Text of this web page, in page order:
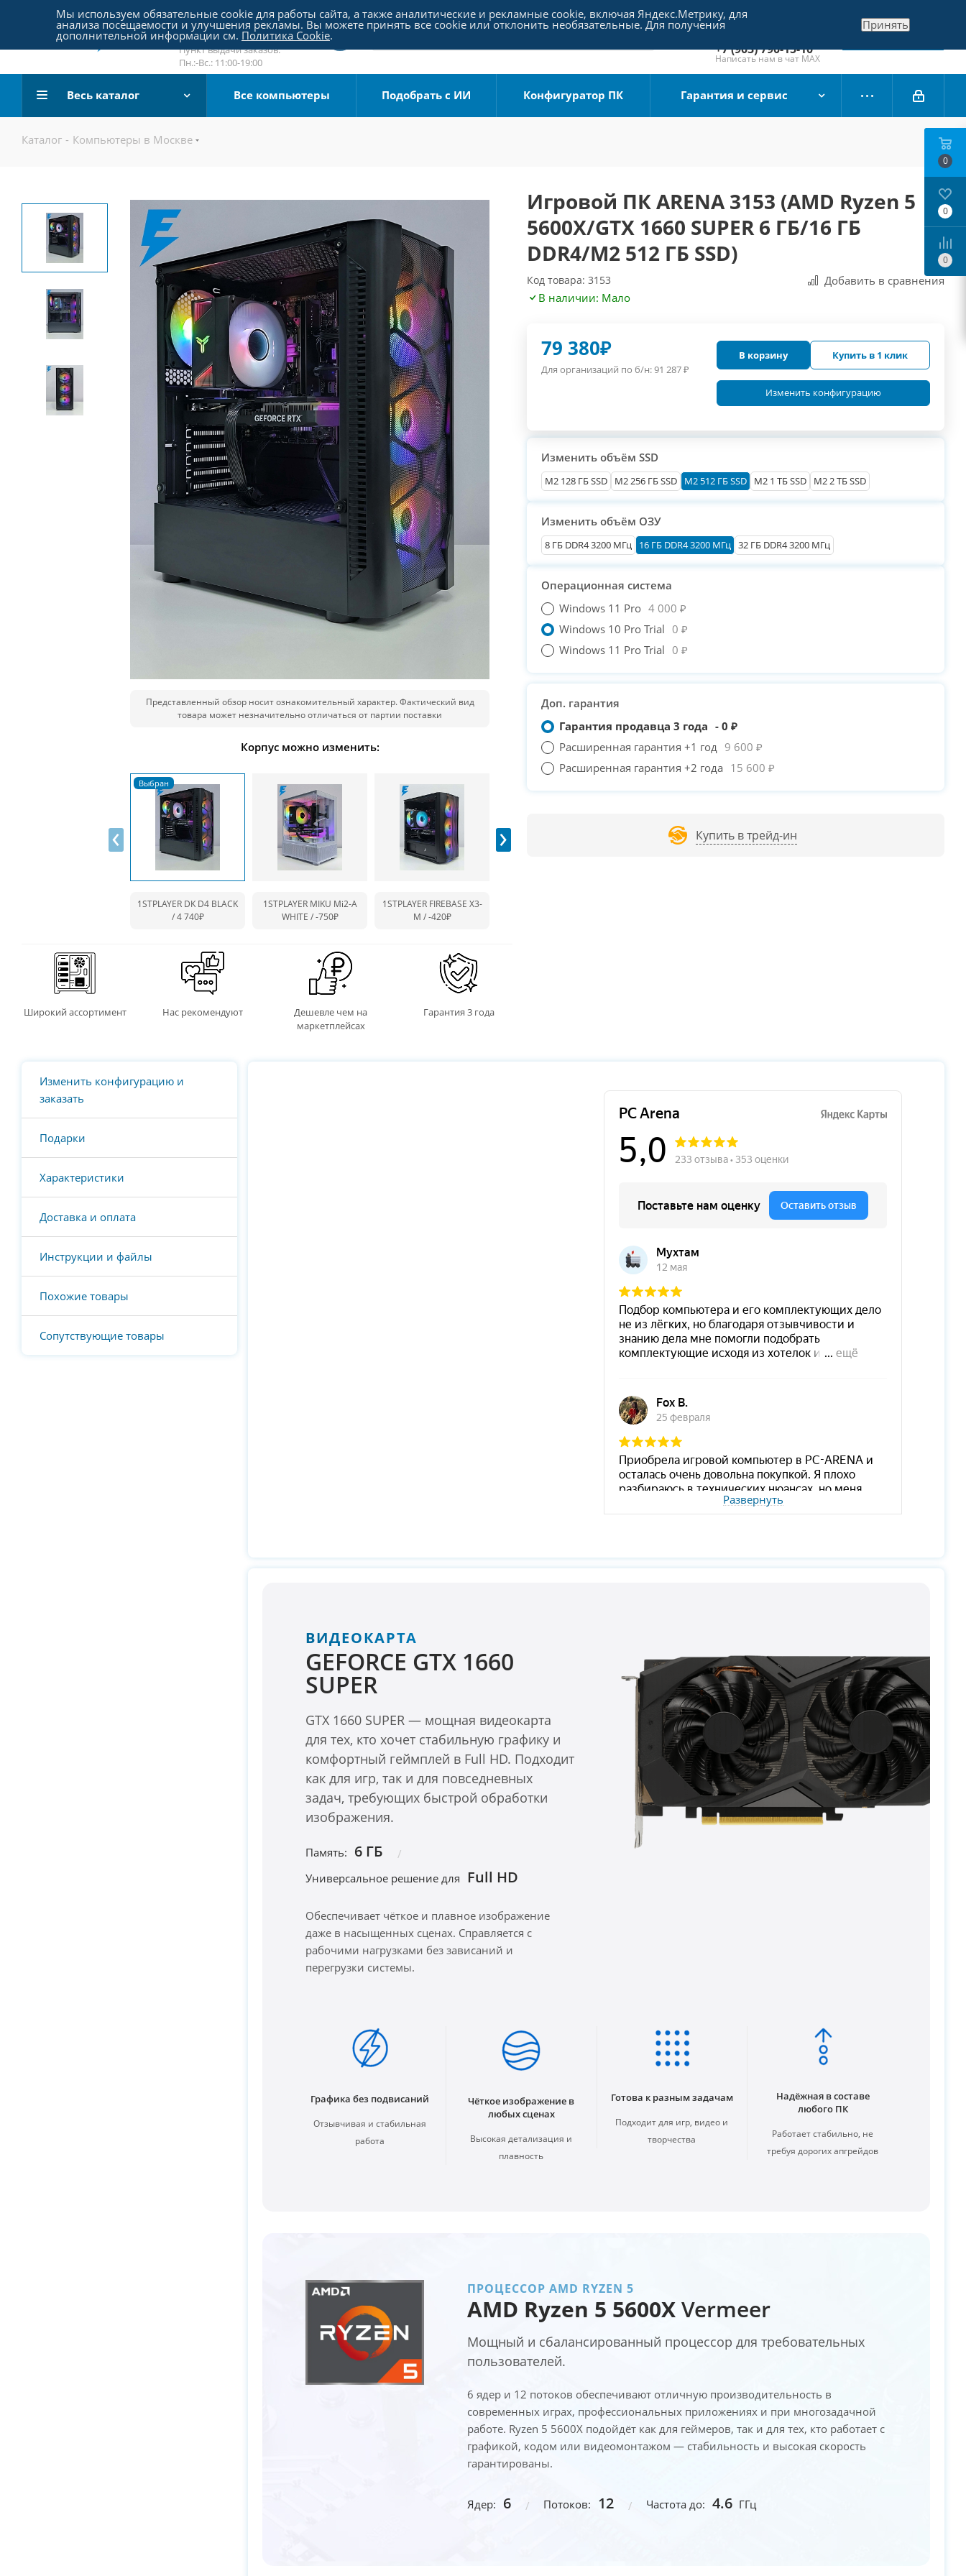
Пятницкое шоссе 18, пав. 267
email:sale@pc-arena.ru
Пн.:-Вс.: 10:00-20:00
Пункт выдачи заказов:
Пн.:-Вс.: 11:00-19:00
+7 (495) 790-15-10
Отдел продаж
+7 (903) 790-15-10
Написать нам в чат MAX
Заказать звонок
Весь каталог Все компьютеры Подобрать с ИИ Конфигуратор ПК Гарантия и сервис
Каталог - Компьютеры в Москве
Представленный обзор носит ознакомительный характер. Фактический вид
товара может незначительно отличаться от партии поставки
Корпус можно изменить:
1STPLAYER DK D4 BLACK
/ 4 740₽
1STPLAYER MIKU Mi2-A
WHITE /-750₽
1STPLAYER FIREBASE X3-
M /-420₽
‹ ›
Широкий ассортимент Нас рекомендуют
Дешевле чем на
маркетплейсах
Гарантия 3 года
Игровой ПК ARENA 3153 (AMD Ryzen 5
5600X/GTX 1660 SUPER 6 ГБ/16 ГБ
DDR4/M2 512 ГБ SSD)
Код товара: 3153
Добавить в сравнения
В наличии: Мало
79 380₽
Для организаций по б/н:91 287₽
В корзину Купить в 1 клик
Изменить конфигурацию
Изменить объём SSD
М2 128 ГБ SSD M2 256 ГБ SSD M2 512 ГБ SSD M2 1 ТБ SSD M2 2 ТБ SSD
Изменить объём ОЗУ
8 ГБ DDR4 3200 МГц 16 ГБ DDR4 3200 МГц 32 ГБ DDR4 3200 МГц
Операционная система
Windows 11 Pro 4 000 ₽
Windows 10 Pro Trial 0 ₽
Windows 11 Pro Trial 0 ₽
Доп. гарантия
Гарантия продавца 3 года - 0 ₽
Расширенная гарантия +1 год 9 600 ₽
Расширенная гарантия +2 года 15 600 ₽
Купить в трейд-ин
Изменить конфигурацию и
заказать
Подарки
Характеристики
Доставка и оплата
Инструкции и файлы
Похожие товары
Сопутствующие товары
PC-Arena на карте Москвы — Яндекс Карты
Развернуть
ВИДЕОКАРТА
GEFORCE GTX 1660
SUPER
GTX 1660 SUPER — мощная видеокарта
для тех, кто хочет стабильную графику и
комфортный геймплей в Full HD. Подходит
как для игр, так и для повседневных
задач, требующих быстрой обработки
изображения.
Память: 6 ГБ
Универсальное решение для Full HD
Обеспечивает чёткое и плавное изображение
даже в насыщенных сценах. Справляется с
рабочими нагрузками без зависаний и
перегрузки системы.
Графика без подвисаний
Отзывчивая и стабильная
работа
Чёткое изображение в
любых сценах
Высокая детализация и
плавность
Готова к разным задачам
Подходит для игр, видео и
творчества
Надёжная в составе
любого ПК
Работает стабильно, не
требуя дорогих апгрейдов
ПРОЦЕССОР AMD RYZEN 5
AMD Ryzen 5 5600XVermeer
Мощный и сбалансированный процессор для требовательных
пользователей.
6 ядер и 12 потоков обеспечивают отличную производительность в
современных играх, профессиональных приложениях и при многозадачной
работе. Ryzen 5 5600X подойдёт как для геймеров, так и для тех, кто работает с
графикой, кодом или видеомонтажом — стабильность и высокая скорость
гарантированы.
Ядер: 6 Потоков: 12 Частота до: 4.6 ГГц
0
0
0
Мы используем обязательные cookie для работы сайта, а также аналитические и рекламные cookie, включая Яндекс.Метрику, для
анализа посещаемости и улучшения рекламы. Вы можете принять все cookie или отклонить необязательные. Для получения
дополнительной информации см. Политика Cookie.
Принять